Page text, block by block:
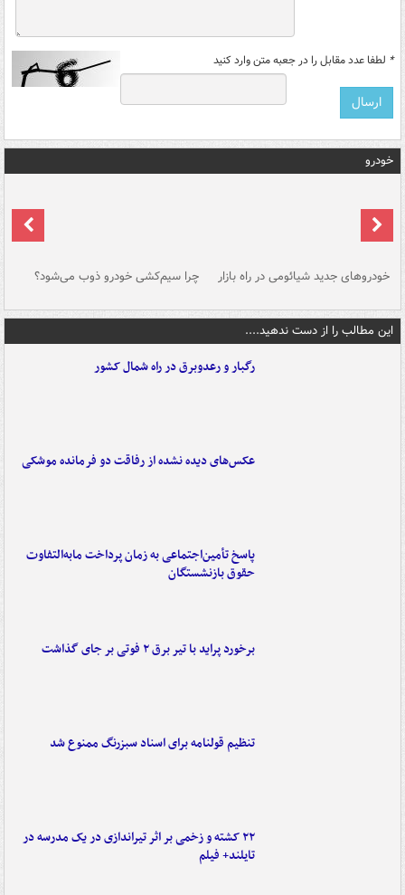
* لطفا عدد مقابل را در جعبه متن وارد کنید
خودرو
خودروهای جدید شیائومی در راه بازار چرا سیم‌کشی خودرو ذوب می‌شود؟
این مطالب را از دست ندهید....
رگبار و رعدوبرق در راه شمال کشور
عکس‌های دیده نشده از رفاقت دو فرمانده‌ موشکی
پاسخ تأمین‌اجتماعی به زمان پرداخت مابه‌التفاوت
حقوق بازنشستگان
برخورد پراید با تیر برق ۲ فوتی بر جای گذاشت
تنظیم قولنامه برای اسناد سبزرنگ ممنوع شد
۲۲ کشته و زخمی بر اثر تیراندازی در یک مدرسه در
تایلند+ فیلم